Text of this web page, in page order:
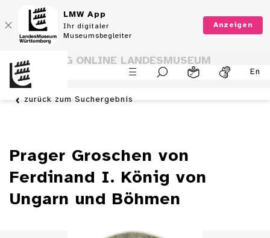
LMW App
Ihr digitaler
Museumsbegleiter
Anzeigen
En
SAMMLUNG ONLINE LANDESMUSEUM
WÜRTTEMBERG
zurück zum Suchergebnis
Prager Groschen von
Ferdinand I. König von
Ungarn und Böhmen